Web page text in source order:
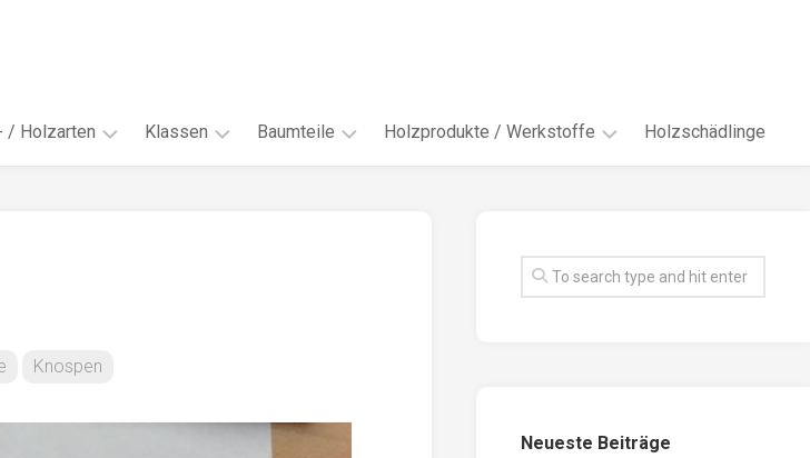
/ Holzarten Klassen
18AH
Baumteile Holzprodukte / Werkstoffe
Faserwerkstoffe
Holzschädlinge
Knospen
Neueste Beiträge